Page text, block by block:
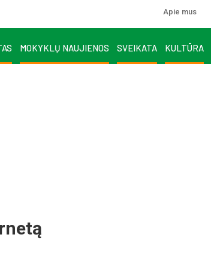
Apie mus
MOKYKLŲ NAUJIENOS SVEIKATA KULTŪRA